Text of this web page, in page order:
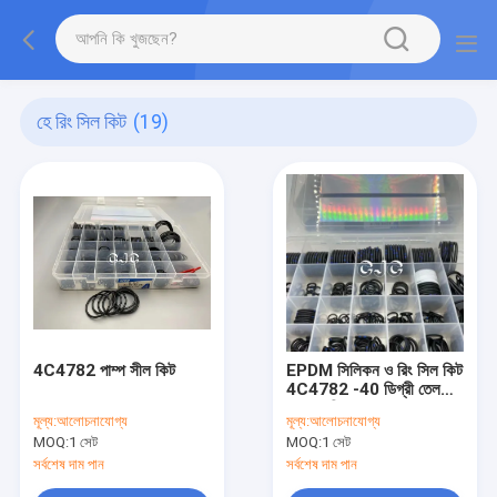
হে রিং সিল কিট (19)
4C4782 পাম্প সীল কিট
মূল্য:আলোচনাযোগ্য
MOQ:1 সেট
সর্বশেষ দাম পান
EPDM সিলিকন ও রিং সিল কিট
4C4782 -40 ডিগ্রী তেল
মূল্য:আলোচনাযোগ্য
MOQ:1 সেট
সর্বশেষ দাম পান